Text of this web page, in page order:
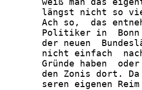
längst nicht so
Ach so,  das
Politiker in
der neuen
nicht einfach
Gründe haben
den Zonis dort.
seren eigenen